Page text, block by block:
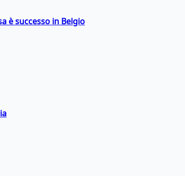
è successo in Belgio